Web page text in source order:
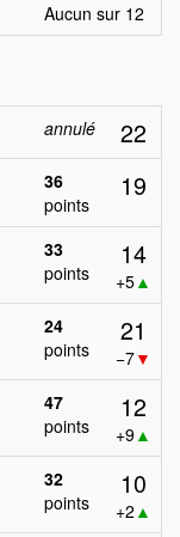
Aucun sur 12
annulé 22
36
points
19
33
points
14
+5▲
24
points
21
−7▼
47
points
12
+9▲
32
points
10
+2 ▲